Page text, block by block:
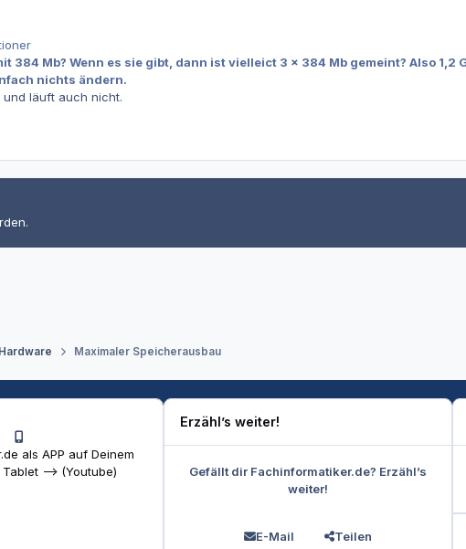
384 Mb? Wenn es sie gibt, dann ist vielleict 3 x 384 Mb gemeint? Also 1,2
nichts ändern.
läuft auch nicht.
Hardware Maximaler Speicherausbau
als APP auf Deinem
--> (Youtube)
Erzähl’s weiter!
Gefällt dir Fachinformatiker.de? Erzähl’s
weiter!
E-Mail Teilen